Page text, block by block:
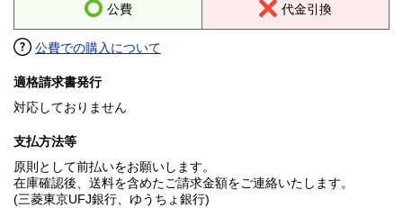
公費 代金引換
公費での購入について
適格請求書発行
対応しておりません
支払方法等
原則として前払いをお願いします。
在庫確認後、送料を含めたご請求金額をご連絡いたします。
(三菱東京UFJ銀行、ゆうちょ銀行)